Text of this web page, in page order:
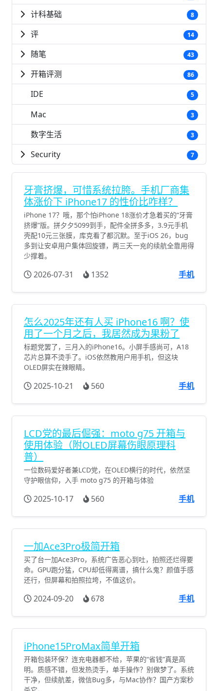
计科基础 8
评 14
随笔 43
开箱评测 86
IDE 5
Mac 3
数字生活 3
Security 7
牙膏挤爆，可惜系统拉胯。手机厂商集
体涨价下 iPhone17 的性价比咋样？
iPhone 17？哦，那个怕iPhone 18涨价才急着买的“牙膏
挤爆”版。拼夕夕5099到手，配件全拼多多，3.9元手机
壳配10元三张膜，库克看了都沉默。至于iOS 26，bug
多到让安卓用户集体回旋镖，两三天一充的续航全靠用得
少撑着。
2026-07-31 1352 手机
怎么2025年还有人买 iPhone16 啊？使
用了一个月之后，我居然成为果粉了
标题党罢了，三月入的iPhone16。小屏手感尚可，A18
芯片总算不烫手了。iOS依然教用户用手机，但这块
OLED屏实在辣眼睛。
2025-10-21 560 手机
LCD党的最后倔强：moto g75 开箱与
使用体验（附OLED屏幕伤眼原理科
普）
一位数码爱好者兼LCD党，在OLED横行的时代，依然坚
守护眼信仰，入手 moto g75 的开箱与体验
2025-10-17 560 手机
一加Ace3Pro极简开箱
买了台一加Ace3Pro，系统广告恶心到吐，拍照还烂得要
命。GPU跑分猛，CPU却低得离谱，搞什么鬼？颜值手感
还行，但屏幕和拍照拉垮，不值这价。
2024-09-20 678 手机
iPhone15ProMax简单开箱
开箱包装环保？连充电器都不给，苹果的“省钱”真是高
明。质感不错，但发热烫手，单手操作？别做梦了。系统
干净，但续航差，微信Bug多，与Mac协作？国产方案秒